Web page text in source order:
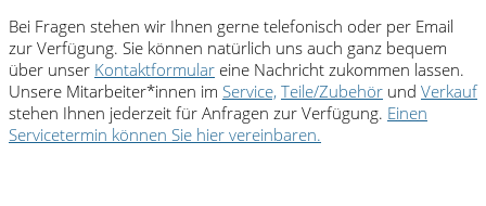
Bei Fragen stehen wir Ihnen gerne telefonisch oder per Email
zur Verfügung. Sie können natürlich uns auch ganz bequem
über unser Kontaktformular eine Nachricht zukommen lassen.
Unsere Mitarbeiter*innen im Service, Teile/Zubehör und Verkauf
stehen Ihnen jederzeit für Anfragen zur Verfügung. Einen
Servicetermin können Sie hier vereinbaren.